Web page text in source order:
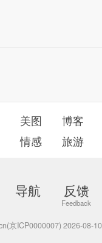
美图 博客
情感 旅游
导航 反馈
京ICP0000007) 2026-08-